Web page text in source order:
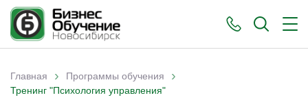
Вы здесь
Главная › Программы обучения ›
Тренинг "Психология управления"